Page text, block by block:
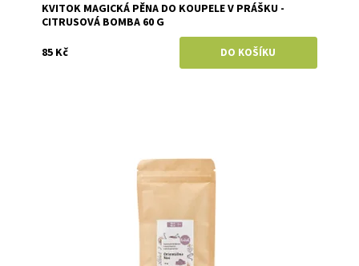
KVITOK MAGICKÁ PĚNA DO KOUPELE V PRÁŠKU -
CITRUSOVÁ BOMBA 60 G
85 Kč
Kvitok